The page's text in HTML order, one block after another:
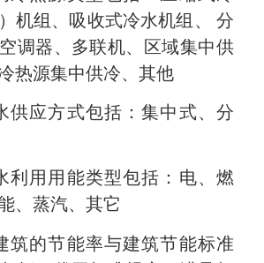
机组、吸收式冷水机组、 分
调器、多联机、区域集中供
热源集中供冷、其他
应方式包括：集中式、分
用用能类型包括：电、燃
、蒸汽、其它
的节能率与建筑节能标准